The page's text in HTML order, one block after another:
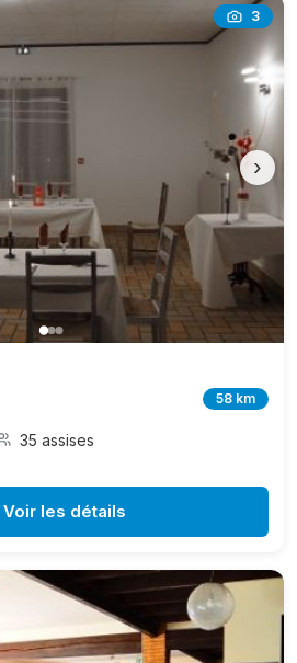
3
›
58 km
35 assises
Voir les détails